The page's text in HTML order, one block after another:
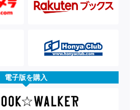
電子版を購入